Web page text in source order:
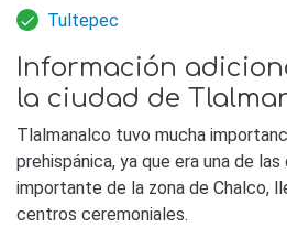
Tultepec
Información
la ciudad de
Tlalmanalco tuvo mucha
prehispánica, ya que era una de
importante de la zona de Chalco,
centros ceremoniales.